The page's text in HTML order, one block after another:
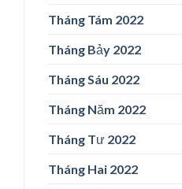
Tháng Tám 2022
Tháng Bảy 2022
Tháng Sáu 2022
Tháng Năm 2022
Tháng Tư 2022
Tháng Hai 2022